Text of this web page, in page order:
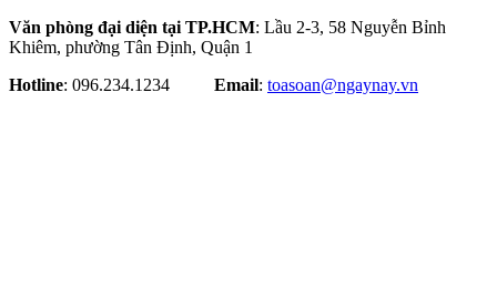
Văn phòng đại diện tại TP.HCM: Lầu 2-3, 58 Nguyễn Bỉnh
Khiêm, phường Tân Định, Quận 1
Hotline: 096.234.1234 Email: toasoan@ngaynay.vn